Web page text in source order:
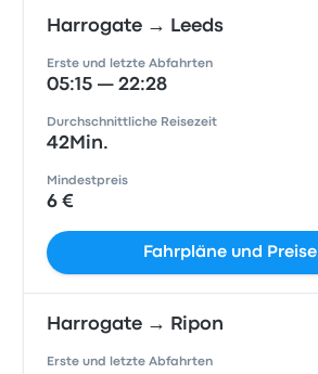
Harrogate → Leeds
Erste und letzte Abfahrten
05:15 — 22:28
Durchschnittliche Reisezeit
42Min.
Mindestpreis
6 €
Fahrpläne und Preise
Harrogate → Ripon
Erste und letzte Abfahrten